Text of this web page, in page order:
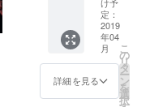
ありま
すので
ご了承
くださ
い。
を収め
たド
キュメ
ンタ
リー
DVD-R
をセッ
トで。
定：
2019
年04
月
詳細を見る
こ
の
リ
タ
ー
ン
を
選
択